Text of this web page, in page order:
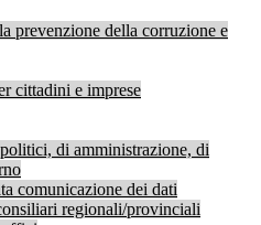
prevenzione della corruzione e
cittadini e imprese
di amministrazione, di
comunicazione dei dati
regionali/provinciali